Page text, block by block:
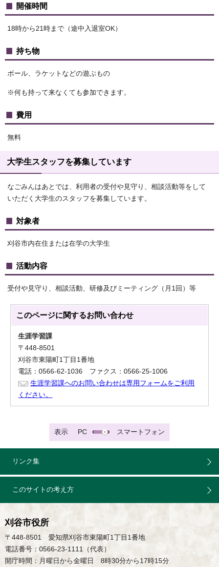
開催時間
18時から21時まで（途中入退室OK）
持ち物
ボール、ラケットなどの遊ぶもの
※何も持って来なくても参加できます。
費用
無料
大学生スタッフを募集しています
なごみんはあとでは、利用者の受付や見守り、相談活動等をして
いただく大学生のスタッフを募集しています。
対象者
刈谷市内在住または在学の大学生
活動内容
受付や見守り、相談活動、研修及びミーティング（月1回）等
このページに関するお問い合わせ
生涯学習課
〒448-8501
刈谷市東陽町1丁目1番地
電話：0566-62-1036 ファクス：0566-25-1006
生涯学習課へのお問い合わせは専用フォームをご利用
ください。
表示 PC スマートフォン
リンク集
このサイトの考え方
刈谷市役所
〒448-8501 愛知県刈谷市東陽町1丁目1番地
電話番号：0566-23-1111（代表）
開庁時間：月曜日から金曜日 8時30分から17時15分